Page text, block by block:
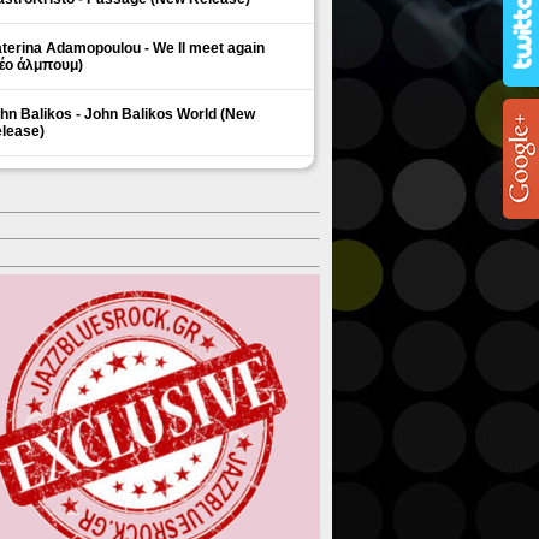
Adamopoulou - We ll meet again
άλμπουμ)
Balikos - John Balikos World (New